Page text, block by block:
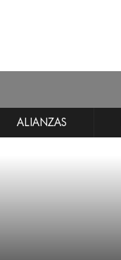
ALIANZAS